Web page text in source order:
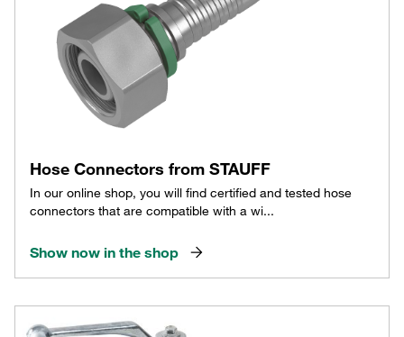
Hose Connectors from STAUFF
In our online shop, you will find certified and tested hose
connectors that are compatible with a wi...
Show now in the shop